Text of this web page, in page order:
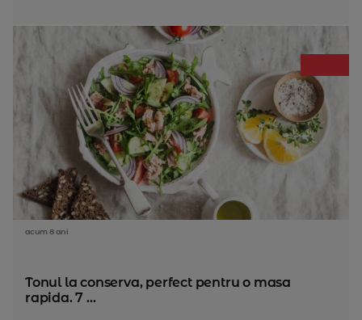
acum 8 ani
Tonul la conserva, perfect pentru o masa
rapida. 7 ...